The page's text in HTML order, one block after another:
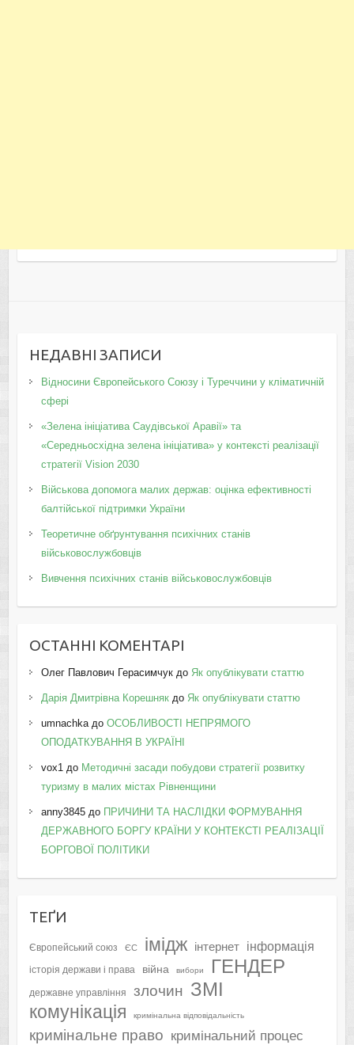
НЕДАВНІ ЗАПИСИ
Відносини Європейського Союзу і Туреччини у кліматичній
сфері
«Зелена ініціатива Саудівської Аравії» та
«Середньосхідна зелена ініціатива» у контексті реалізації
стратегії Vision 2030
Військова допомога малих держав: оцінка ефективності
балтійської підтримки України
Теоретичне обґрунтування психічних станів
військовослужбовців
Вивчення психічних станів військовослужбовців
ОСТАННІ КОМЕНТАРІ
Олег Павлович Герасимчукдо Як опублікувати статтю
Дарія Дмитрівна Корешнякдо Як опублікувати статтю
umnachkaдо ОСОБЛИВОСТІ НЕПРЯМОГО
ОПОДАТКУВАННЯ В УКРАЇНІ
vox1до Методичні засади побудови стратегії розвитку
туризму в малих містах Рівненщини
anny3845до ПРИЧИНИ ТА НАСЛІДКИ ФОРМУВАННЯ
ДЕРЖАВНОГО БОРГУ КРАЇНИ У КОНТЕКСТІ РЕАЛІЗАЦІЇ
БОРГОВОЇ ПОЛІТИКИ
ТЕҐИ
Європейський союз ЄС імідж інтернет інформація
історія держави і права війна вибори ГЕНДЕР
державне управління злочин ЗМІ
комунікація кримінальна відповідальність
кримінальне право кримінальний процес